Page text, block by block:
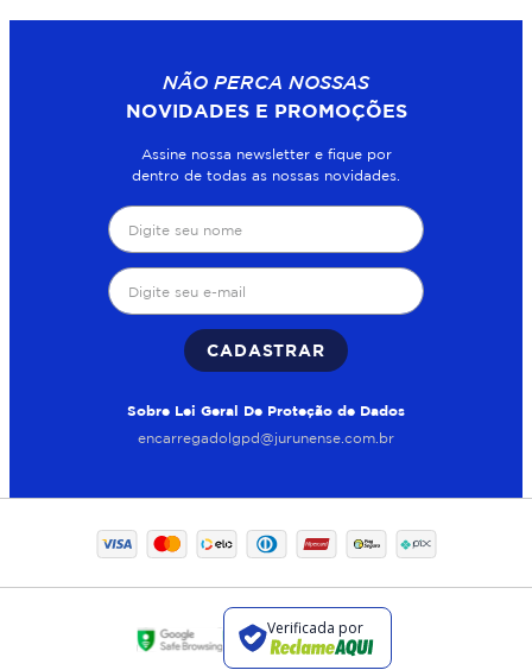
NÃO PERCA NOSSAS
NOVIDADES E PROMOÇÕES
Assine nossa newsletter e fique por
dentro de todas as nossas novidades.
CADASTRAR
Sobre Lei Geral De Proteção de Dados
encarregadolgpd@jurunense.com.br